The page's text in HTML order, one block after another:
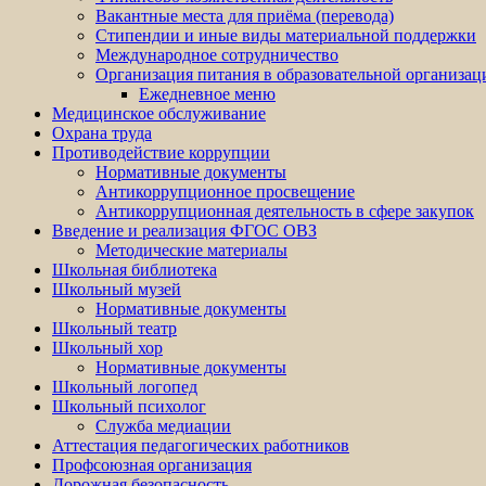
Вакантные места для приёма (перевода)
Стипендии и иные виды материальной поддержки
Международное сотрудничество
Организация питания в образовательной
Ежедневное меню
Медицинское обслуживание
Охрана труда
Противодействие коррупции
Нормативные документы
Антикоррупционное просвещение
Антикоррупционная деятельность в сфере закупок
Введение и реализация ФГОС ОВЗ
Методические материалы
Школьная библиотека
Школьный музей
Нормативные документы
Школьный театр
Школьный хор
Нормативные документы
Школьный логопед
Школьный психолог
Служба медиации
Аттестация педагогических работников
Профсоюзная организация